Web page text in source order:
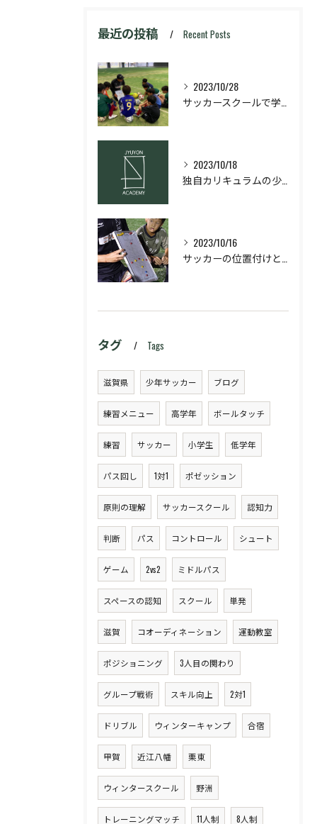
最近の投稿 Recent Posts
2023/10/28
2023/10/18
2023/10/16
タグ Tags
滋賀県 少年サッカー ブログ
練習メニュー 高学年 ボールタッチ
練習 サッカー 小学生 低学年
パス回し 1対1 ポゼッション
原則の理解 サッカースクール 認知力
判断 パス コントロール シュート
ゲーム 2vs2 ミドルパス
スペースの認知 スクール 単発
滋賀 コオーディネーション 運動教室
ポジショニング 3人目の関わり
グループ戦術 スキル向上 2対1
ドリブル ウィンターキャンプ 合宿
甲賀 近江八幡 栗東
ウィンタースクール 野洲
トレーニングマッチ 11人制 8人制